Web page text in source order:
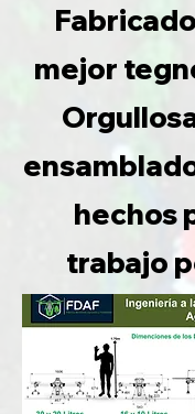
mejor
hechos
trabajo